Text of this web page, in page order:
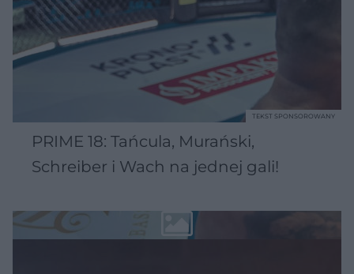
PRIME 18: Tańcula, Murański,
Schreiber i Wach na jednej gali!
TEKST SPONSOROWANY